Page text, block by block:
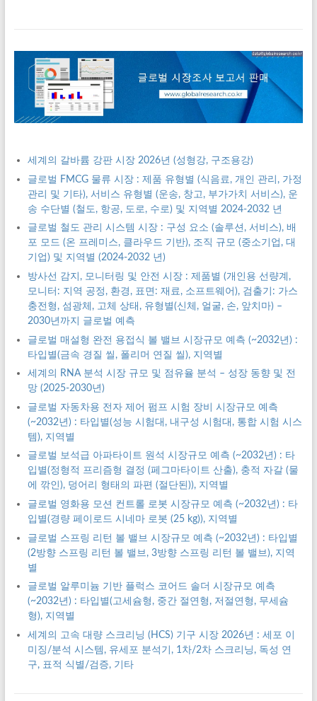
세계의 갈바륨 강판 시장 2026년 (성형강, 구조용강)
글로벌 FMCG 물류 시장 : 제품 유형별 (식음료, 개인 관리, 가정
관리 및 기타), 서비스 유형별 (운송, 창고, 부가가치 서비스), 운
송 수단별 (철도, 항공, 도로, 수로) 및 지역별 2024-2032 년
글로벌 철도 관리 시스템 시장 : 구성 요소 (솔루션, 서비스), 배
포 모드 (온 프레미스, 클라우드 기반), 조직 규모 (중소기업, 대
기업) 및 지역별 (2024-2032 년)
방사선 감지, 모니터링 및 안전 시장 : 제품별 (개인용 선량계,
모니터: 지역 공정, 환경, 표면: 재료, 소프트웨어), 검출기: 가스
충전형, 섬광체, 고체 상태, 유형별(신체, 얼굴, 손, 앞치마) –
2030년까지 글로벌 예측
글로벌 매설형 완전 용접식 볼 밸브 시장규모 예측 (~2032년) :
타입별(금속 경질 씰, 폴리머 연질 씰), 지역별
세계의 RNA 분석 시장 규모 및 점유율 분석 – 성장 동향 및 전
망 (2025-2030년)
글로벌 자동차용 전자 제어 펌프 시험 장비 시장규모 예측
(~2032년) : 타입별(성능 시험대, 내구성 시험대, 통합 시험 시스
템), 지역별
글로벌 보석급 아파타이트 원석 시장규모 예측 (~2032년) : 타
입별(정형적 프리즘형 결정 (페그마타이트 산출), 충적 자갈 (물
에 깎인), 덩어리 형태의 파편 (절단된)), 지역별
글로벌 영화용 모션 컨트롤 로봇 시장규모 예측 (~2032년) : 타
입별(경량 페이로드 시네마 로봇 (25 kg)), 지역별
글로벌 스프링 리턴 볼 밸브 시장규모 예측 (~2032년) : 타입별
(2방향 스프링 리턴 볼 밸브, 3방향 스프링 리턴 볼 밸브), 지역
별
글로벌 알루미늄 기반 플럭스 코어드 솔더 시장규모 예측
(~2032년) : 타입별(고세슘형, 중간 절연형, 저절연형, 무세슘
형), 지역별
세계의 고속 대량 스크리닝 (HCS) 기구 시장 2026년 : 세포 이
미징/분석 시스템, 유세포 분석기, 1차/2차 스크리닝, 독성 연
구, 표적 식별/검증, 기타